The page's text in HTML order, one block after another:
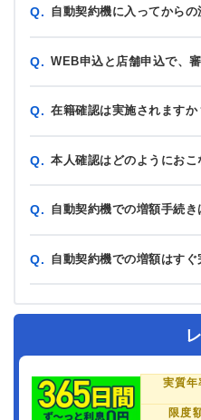
Q. 自動契約機に入ってから
Q. WEB申込と店舗申込で、
Q. 在籍確認は実施されますか
Q. 本人確認はどのようにおこ
Q. 自動契約機での増額手続き
Q. 自動契約機での増額はすぐ
実質年
限度